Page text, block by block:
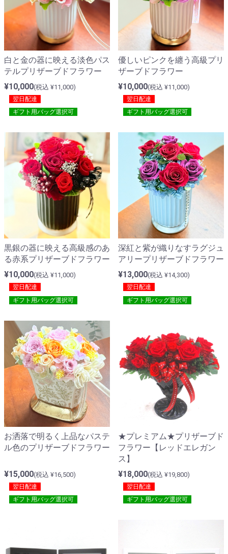
白と金の器に映える淡色パス
テルプリザーブドフラワー
¥10,000(税込 ¥11,000)
翌日配達
ギフト用バッグ選択可
優しいピンクを纏う高級プリ
ザーブドフラワー
¥10,000(税込 ¥11,000)
翌日配達
ギフト用バッグ選択可
黒銀の器に映える高級感のあ
る赤系プリザーブドフラワー
¥10,000(税込 ¥11,000)
翌日配達
ギフト用バッグ選択可
深紅と紫が織りなすラグジュ
アリープリザーブドフラワー
¥13,000(税込 ¥14,300)
翌日配達
ギフト用バッグ選択可
お洒落で明るく上品なパステ
ル色のプリザーブドフラワー
¥15,000(税込 ¥16,500)
翌日配達
ギフト用バッグ選択可
★プレミアム★プリザーブド
フラワー【レッドエレガン
ス】
¥18,000(税込 ¥19,800)
翌日配達
ギフト用バッグ選択可